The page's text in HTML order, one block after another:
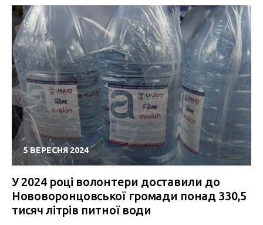
5 ВЕРЕСНЯ 2024
У 2024 році волонтери доставили до
Нововоронцовської громади понад 330,5
тисяч літрів питної води